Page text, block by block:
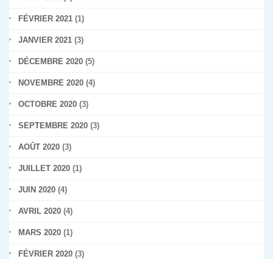
FÉVRIER 2021 (1)
JANVIER 2021 (3)
DÉCEMBRE 2020 (5)
NOVEMBRE 2020 (4)
OCTOBRE 2020 (3)
SEPTEMBRE 2020 (3)
AOÛT 2020 (3)
JUILLET 2020 (1)
JUIN 2020 (4)
AVRIL 2020 (4)
MARS 2020 (1)
FÉVRIER 2020 (3)